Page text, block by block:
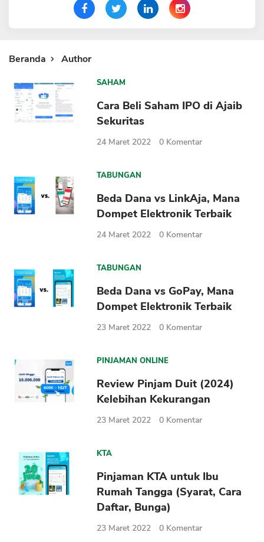
Beranda Author
SAHAM
Cara Beli Saham IPO di Ajaib
Sekuritas
24 Maret 2022 0 Komentar
TABUNGAN
Beda Dana vs LinkAja, Mana
Dompet Elektronik Terbaik
24 Maret 2022 0 Komentar
TABUNGAN
Beda Dana vs GoPay, Mana
Dompet Elektronik Terbaik
23 Maret 2022 0 Komentar
PINJAMAN ONLINE
Review Pinjam Duit (2024)
Kelebihan Kekurangan
23 Maret 2022 0 Komentar
KTA
Pinjaman KTA untuk Ibu
Rumah Tangga (Syarat, Cara
Daftar, Bunga)
23 Maret 2022 0 Komentar